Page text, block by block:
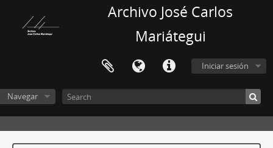
Archivo José Carlos
Mariátegui
Iniciar sesión
Navegar